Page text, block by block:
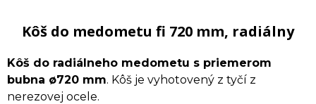
Kôš do medometu fi 720 mm, radiálny
Kôš do radiálneho medometu s priemerom
bubna ø720 mm. Kôš je vyhotovený z tyčí z
nerezovej ocele.